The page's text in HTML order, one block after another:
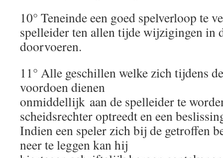
10° Teneinde een goed spelverloop te
spelleider ten allen tijde wijzigingen in
doorvoeren.
11° Alle geschillen welke zich tijdens
voordoen dienen
onmiddellijk aan de spelleider te
scheidsrechter optreedt en een
Indien een speler zich bij de getroffen
neer te leggen kan hij